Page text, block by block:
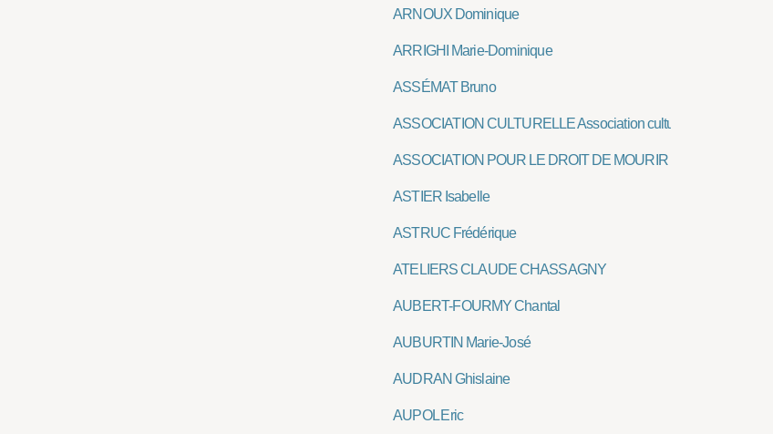
ARNOUX Dominique
ARRIGHI Marie-Dominique
ASSÉMAT Bruno
ASSOCIATION CULTURELLE Association culturelle du
ASSOCIATION POUR LE DROIT DE MOURIR DANS LA
ASTIER Isabelle
ASTRUC Frédérique
ATELIERS CLAUDE CHASSAGNY
AUBERT-FOURMY Chantal
AUBURTIN Marie-José
AUDRAN Ghislaine
AUPOL Eric